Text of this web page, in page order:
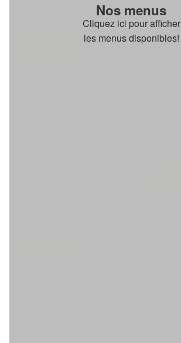
Nos menus
Cliquez ici pour afficher
les menus disponibles!